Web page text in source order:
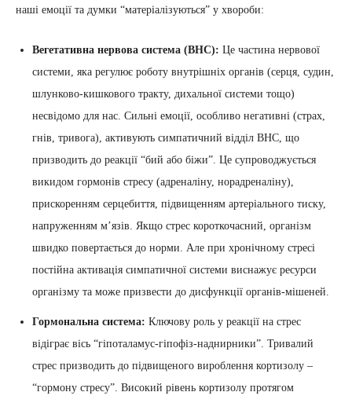
наші емоції та думки “матеріалізуються” у хвороби:
Вегетативна нервова система (ВНС): Це частина нервової
системи, яка регулює роботу внутрішніх органів (серця, судин,
шлунково-кишкового тракту, дихальної системи тощо)
несвідомо для нас. Сильні емоції, особливо негативні (страх,
гнів, тривога), активують симпатичний відділ ВНС, що
призводить до реакції “бий або біжи”. Це супроводжується
викидом гормонів стресу (адреналіну, норадреналіну),
прискоренням серцебиття, підвищенням артеріального тиску,
напруженням м’язів. Якщо стрес короткочасний, організм
швидко повертається до норми. Але при хронічному стресі
постійна активація симпатичної системи виснажує ресурси
організму та може призвести до дисфункції органів-мішеней.
Гормональна система: Ключову роль у реакції на стрес
відіграє вісь “гіпоталамус-гіпофіз-наднирники”. Тривалий
стрес призводить до підвищеного вироблення кортизолу –
“гормону стресу”. Високий рівень кортизолу протягом